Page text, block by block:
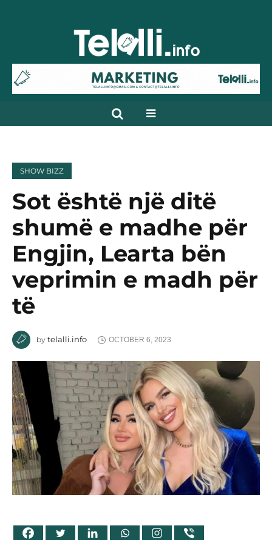
SHOW BIZZ
Sot është një ditë
shumë e madhe për
Engjin, Learta bën
veprimin e madh për
të
by telalli.info OCTOBER 6, 2023